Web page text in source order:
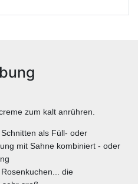
zum kalt anrühren.
als Füll- oder
mit Sahne kombiniert - oder
die